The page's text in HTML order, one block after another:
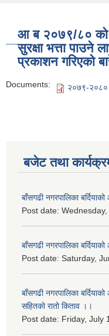
आ ब २०७९/८० को
सुरक्षा भत्ता पाउने
प्रकाशन गरिएको
Documents: २०७९-
बजेट तथा
बाँसगढी नगरपालिका
Post date:
बाँसगढी नगरपालिका
Post date: Saturday,
बाँसगढी नगरपालिका
सहितको रातो किताव ।।
Post date: Friday, July